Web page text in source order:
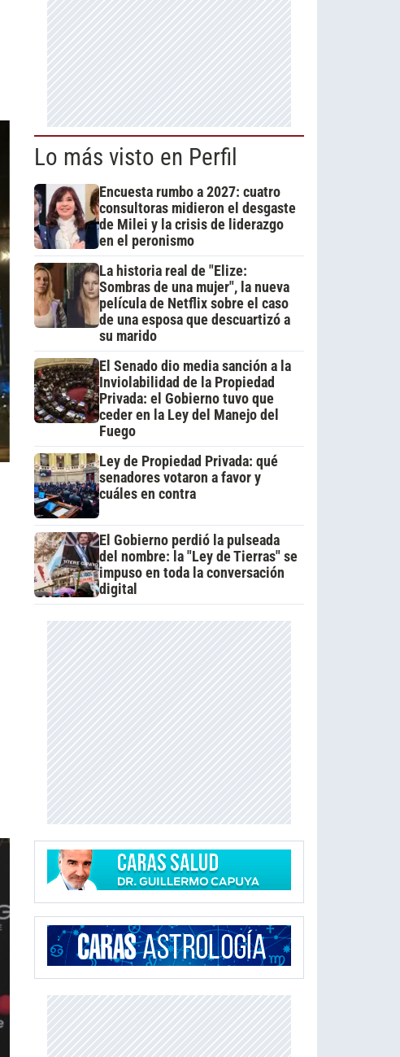
Lo más visto en Perfil
Encuesta rumbo a 2027: cuatro
consultoras midieron el desgaste
de Milei y la crisis de liderazgo
en el peronismo
La historia real de "Elize:
Sombras de una mujer", la nueva
película de Netflix sobre el caso
de una esposa que descuartizó a
su marido
El Senado dio media sanción a la
Inviolabilidad de la Propiedad
Privada: el Gobierno tuvo que
ceder en la Ley del Manejo del
Fuego
Ley de Propiedad Privada: qué
senadores votaron a favor y
cuáles en contra
El Gobierno perdió la pulseada
del nombre: la "Ley de Tierras" se
impuso en toda la conversación
digital